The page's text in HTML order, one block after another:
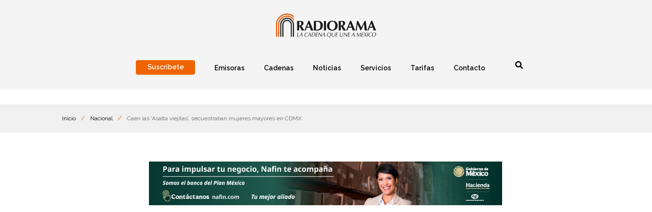
Suscríbete Emisoras Cadenas Noticias Servicios Tarifas Contacto
Inicio / Nacional / Caen las ‘Asalta viejitas’, secuestraban mujeres mayores en CDMX